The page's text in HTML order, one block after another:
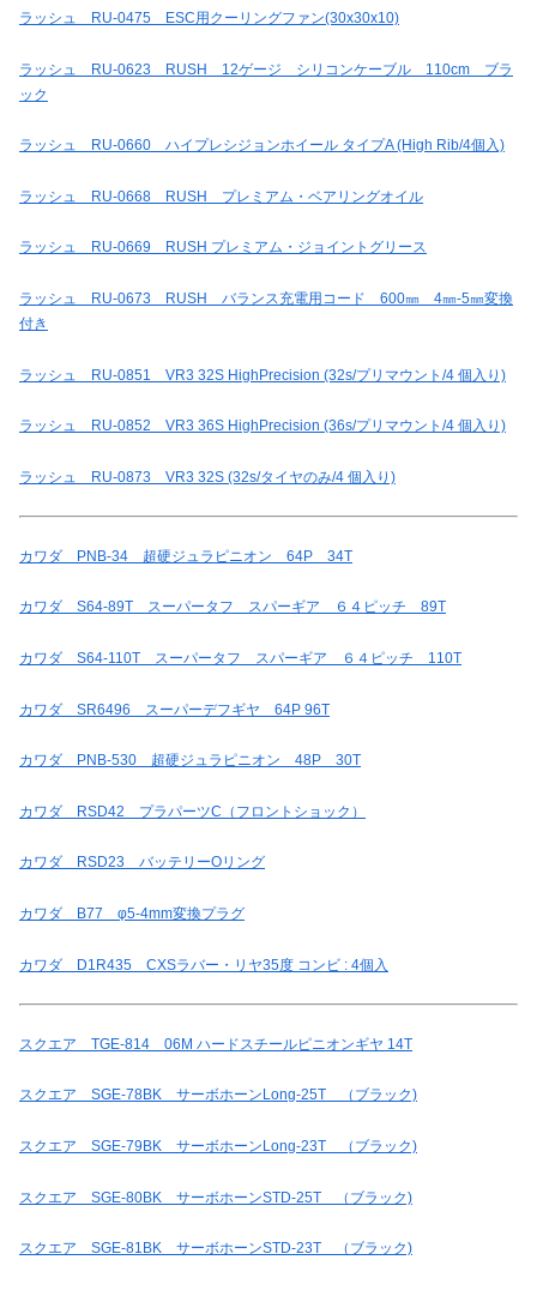
ラッシュ RU-0475 ESC用クーリングファン(30x30x10)
ラッシュ RU-0623 RUSH 12ゲージ シリコンケーブル 110cm ブラ
ック
ラッシュ RU-0660 ハイプレシジョンホイール タイプA (High Rib/4個入)
ラッシュ RU-0668 RUSH プレミアム・ベアリングオイル
ラッシュ RU-0669 RUSH プレミアム・ジョイントグリース
ラッシュ RU-0673 RUSH バランス充電用コード 600㎜ 4㎜-5㎜変換
付き
ラッシュ RU-0851 VR3 32S HighPrecision (32s/プリマウント/4 個入り)
ラッシュ RU-0852 VR3 36S HighPrecision (36s/プリマウント/4 個入り)
ラッシュ RU-0873 VR3 32S (32s/タイヤのみ/4 個入り)
カワダ PNB-34 超硬ジュラピニオン 64P 34T
カワダ S64-89T スーパータフ スパーギア ６４ピッチ 89T
カワダ S64-110T スーパータフ スパーギア ６４ピッチ 110T
カワダ SR6496 スーパーデフギヤ 64P 96T
カワダ PNB-530 超硬ジュラピニオン 48P 30T
カワダ RSD42 プラパーツC（フロントショック）
カワダ RSD23 バッテリーOリング
カワダ B77 φ5-4mm変換プラグ
カワダ D1R435 CXSラバー・リヤ35度 コンビ : 4個入
スクエア TGE-814 06M ハードスチールピニオンギヤ 14T
スクエア SGE-78BK サーボホーンLong-25T （ブラック)
スクエア SGE-79BK サーボホーンLong-23T （ブラック)
スクエア SGE-80BK サーボホーンSTD-25T （ブラック)
スクエア SGE-81BK サーボホーンSTD-23T （ブラック)